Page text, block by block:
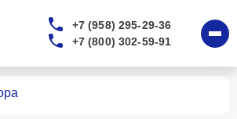
+7 (958) 295-29-36
+7 (800) 302-59-91